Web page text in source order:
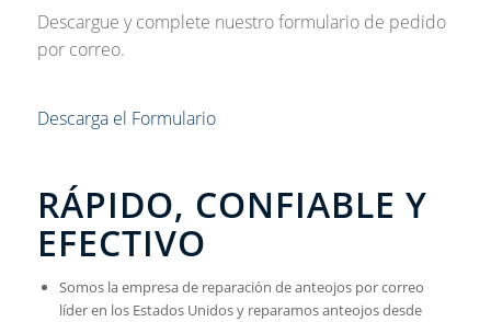
Descargue y complete nuestro formulario de pedido
por correo.
Descarga el Formulario
RÁPIDO, CONFIABLE Y
EFECTIVO
Somos la empresa de reparación de anteojos por correo
líder en los Estados Unidos y reparamos anteojos desde